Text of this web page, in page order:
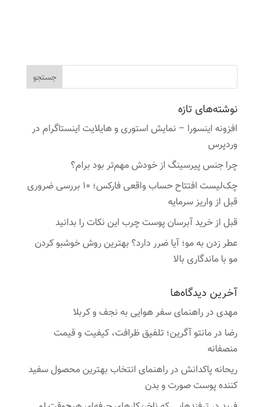
نوشته‌های تازه
افزونه اینسورا – نمایش استوری و هایلایت اینستاگرام در
وردپرس
چرا جنس پیرسینگ از خودش مهم‌تر بود برام؟
چک‌لیست افتتاح حساب واقعی فارکس؛ ۱۰ بررسی ضروری
قبل از واریز سرمایه
قبل از خرید آبرسان پوست چرب این نکات را بدانید
عطر زدن به مو؛ آیا ضرر دارد؟ بهترین روش خوشبو کردن
مو با ماندگاری بالا
آخرین دیدگاه‌ها
مهدیدرراهنمای سفر هوایی به نجف و کربلا
رضا درمانتو آگرین؛ تلفیق ظرافت، کیفیت و قیمت
منصفانه
ریحانه پاکدانشدرراهنمای انتخاب بهترین محصول سفید
کننده پوست صورت و بدن